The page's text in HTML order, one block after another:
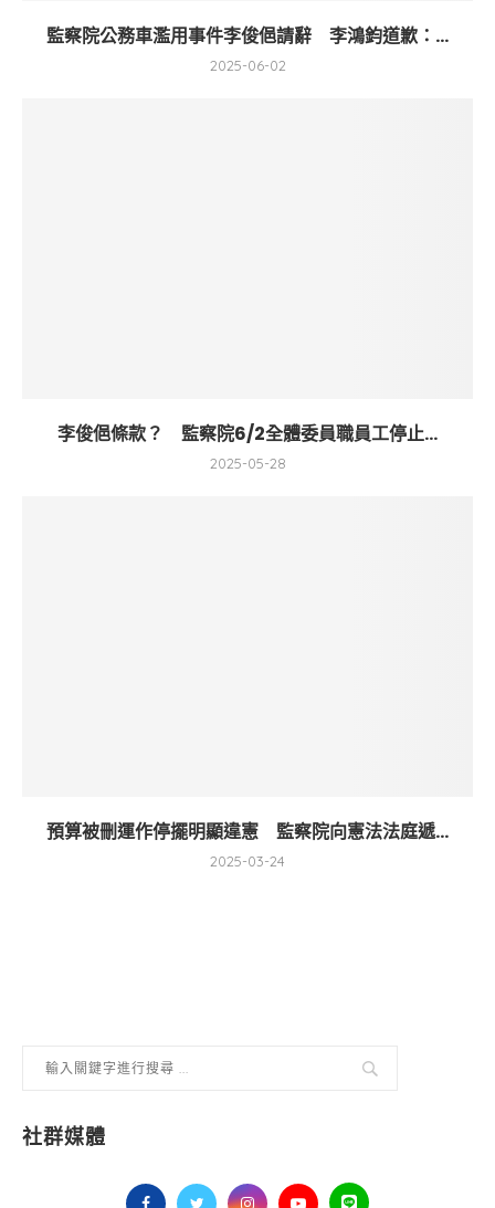
監察院公務車濫用事件李俊俋請辭 李鴻鈞道歉：...
2025-06-02
李俊俋條款？ 監察院6/2全體委員職員工停止...
2025-05-28
預算被刪運作停擺明顯違憲 監察院向憲法法庭遞...
2025-03-24
社群媒體